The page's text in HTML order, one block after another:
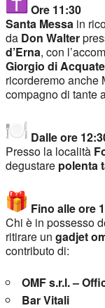
Ore 11:30
Santa Messa in
da Don Walter
d’Erna, con
Giorgio di Acquate
ricorderemo anche
compagno di tante
Dalle ore
Presso la località
degustare polenta
Fino alle ore
Chi è in possesso
ritirare un gadjet
contributo di:
OMF s.r.l. –
Bar Vitali